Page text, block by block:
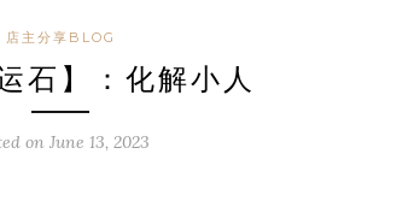
店主分享BLOG
石】：化解小人
on June 13, 2023